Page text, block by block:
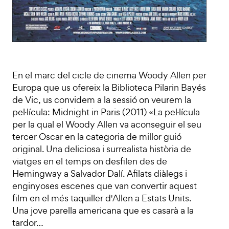
En el marc del cicle de cinema Woody Allen per
Europa que us ofereix la Biblioteca Pilarin Bayés
de Vic, us convidem a la sessió on veurem la
pel·lícula: Midnight in Paris (2011) «La pel·lícula
per la qual el Woody Allen va aconseguir el seu
tercer Oscar en la categoria de millor guió
original. Una deliciosa i surrealista història de
viatges en el temps on desfilen des de
Hemingway a Salvador Dalí. Afilats diàlegs i
enginyoses escenes que van convertir aquest
film en el més taquiller d'Allen a Estats Units.
Una jove parella americana que es casarà a la
tardor…